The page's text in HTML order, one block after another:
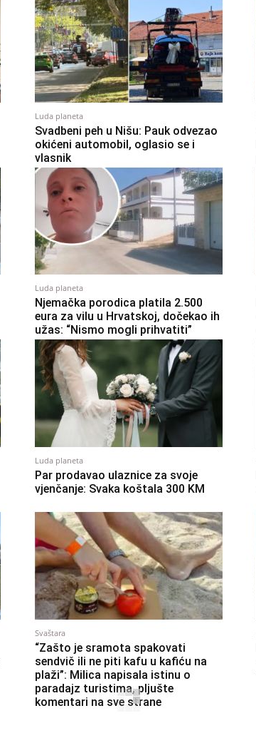
Luda planeta
Svadbeni peh u Nišu: Pauk odvezao
okićeni automobil, oglasio se i
vlasnik
Luda planeta
Njemačka porodica platila 2.500
eura za vilu u Hrvatskoj, dočekao ih
užas: “Nismo mogli prihvatiti”
Luda planeta
Par prodavao ulaznice za svoje
vjenčanje: Svaka koštala 300 KM
Svaštara
“Zašto je sramota spakovati
sendvič ili ne piti kafu u kafiću na
plaži”: Milica napisala istinu o
paradajz turistima, pljušte
komentari na sve strane